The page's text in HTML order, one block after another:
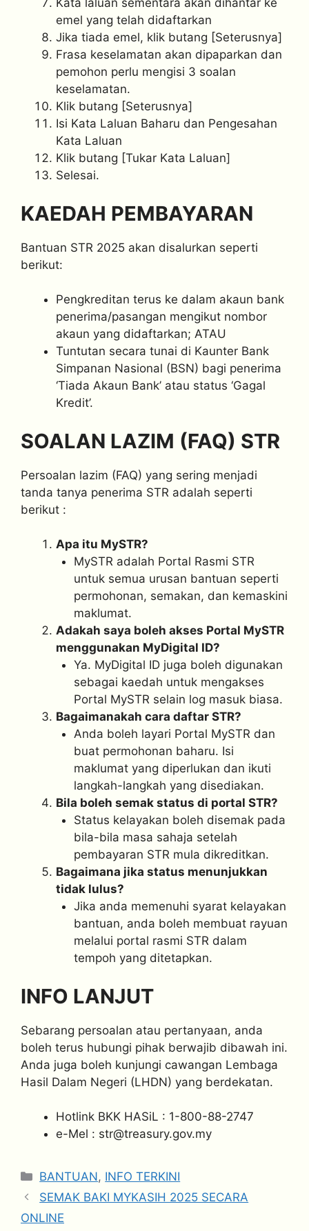
Kata laluan sementara akan dihantar ke
emel yang telah didaftarkan
Jika tiada emel, klik butang [Seterusnya]
Frasa keselamatan akan dipaparkan dan
pemohon perlu mengisi 3 soalan
keselamatan.
Klik butang [Seterusnya]
Isi Kata Laluan Baharu dan Pengesahan
Kata Laluan
Klik butang [Tukar Kata Laluan]
Selesai.
KAEDAH PEMBAYARAN
Bantuan STR 2025 akan disalurkan seperti
berikut:
Pengkreditan terus ke dalam akaun bank
penerima/pasangan mengikut nombor
akaun yang didaftarkan; ATAU
Tuntutan secara tunai di Kaunter Bank
Simpanan Nasional (BSN) bagi penerima
‘Tiada Akaun Bank’ atau status ‘Gagal
Kredit’.
SOALAN LAZIM (FAQ) STR
Persoalan lazim (FAQ) yang sering menjadi
tanda tanya penerima STR adalah seperti
berikut :
Apa itu MySTR?
MySTR adalah Portal Rasmi STR
untuk semua urusan bantuan seperti
permohonan, semakan, dan kemaskini
maklumat.
Adakah saya boleh akses Portal MySTR
menggunakan MyDigital ID?
Ya. MyDigital ID juga boleh digunakan
sebagai kaedah untuk mengakses
Portal MySTR selain log masuk biasa.
Bagaimanakah cara daftar STR?
Anda boleh layari Portal MySTR dan
buat permohonan baharu. Isi
maklumat yang diperlukan dan ikuti
langkah-langkah yang disediakan.
Bila boleh semak status di portal STR?
Status kelayakan boleh disemak pada
bila-bila masa sahaja setelah
pembayaran STR mula dikreditkan.
Bagaimana jika status menunjukkan
tidak lulus?
Jika anda memenuhi syarat kelayakan
bantuan, anda boleh membuat rayuan
melalui portal rasmi STR dalam
tempoh yang ditetapkan.
INFO LANJUT
Sebarang persoalan atau pertanyaan, anda
boleh terus hubungi pihak berwajib dibawah ini.
Anda juga boleh kunjungi cawangan Lembaga
Hasil Dalam Negeri (LHDN) yang berdekatan.
Hotlink BKK HASiL : 1-800-88-2747
e-Mel : str@treasury.gov.my
Categories
BANTUAN, INFO TERKINI
SEMAK BAKI MYKASIH 2025 SECARA
ONLINE